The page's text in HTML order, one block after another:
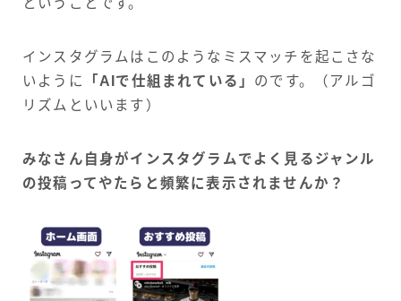
ということです。
インスタグラムはこのようなミスマッチを起こさな
いように
「AIで仕組まれている」 のです。（アルゴ
リズムといいます）
みなさん自身がインスタグラムでよく見るジャンル
の投稿ってやたらと頻繁に表示されませんか？